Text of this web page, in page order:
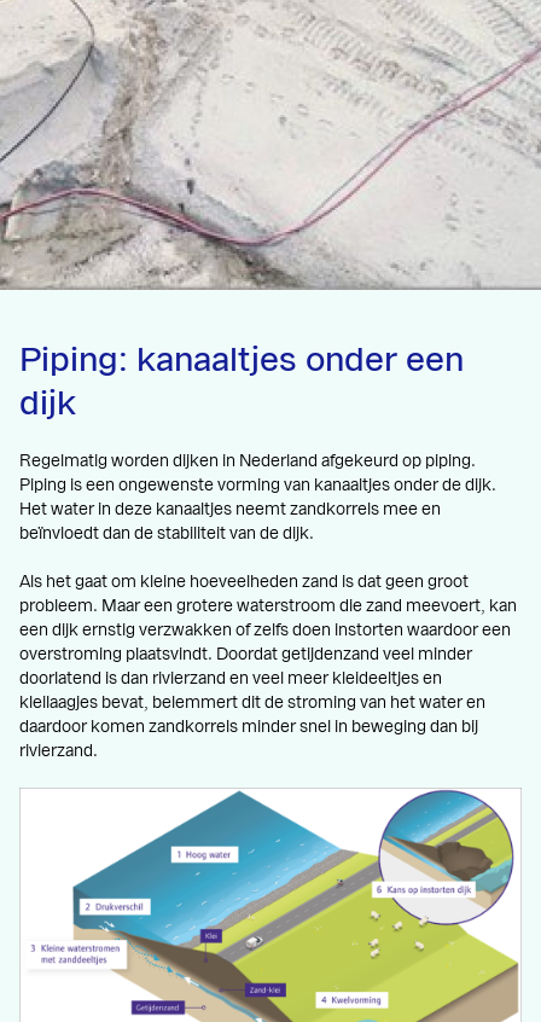
Piping: kanaaltjes onder een
dijk
Regelmatig worden dijken in Nederland afgekeurd op piping.
Piping is een ongewenste vorming van kanaaltjes onder de dijk.
Het water in deze kanaaltjes neemt zandkorrels mee en
beïnvloedt dan de stabiliteit van de dijk.
Als het gaat om kleine hoeveelheden zand is dat geen groot
probleem. Maar een grotere waterstroom die zand meevoert, kan
een dijk ernstig verzwakken of zelfs doen instorten waardoor een
overstroming plaatsvindt. Doordat getijdenzand veel minder
doorlatend is dan rivierzand en veel meer kleideeltjes en
kleilaagjes bevat, belemmert dit de stroming van het water en
daardoor komen zandkorrels minder snel in beweging dan bij
rivierzand.